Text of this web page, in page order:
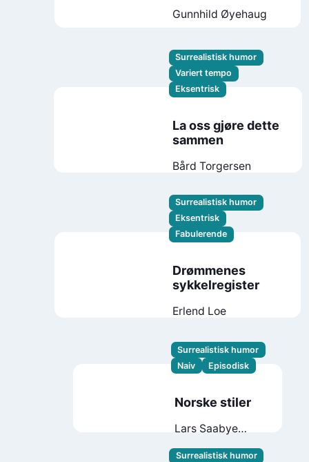
Gunnhild Øyehaug
Surrealistisk humor
Variert tempo
Eksentrisk
La oss gjøre dette
sammen
Bård Torgersen
Surrealistisk humor
Eksentrisk
Fabulerende
Drømmenes
sykkelregister
Erlend Loe
Surrealistisk humor
Naiv
Episodisk
Norske stiler
Lars Saabye
Surrealistisk humor